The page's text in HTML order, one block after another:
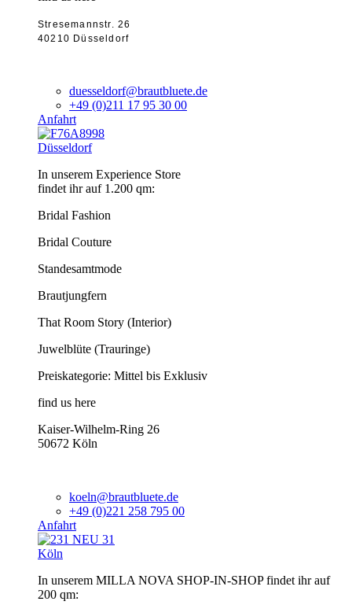
Stresemannstr. 26
40210 Düsseldorf
duesseldorf@brautbluete.de
+49 (0)211 17 95 30 00
Anfahrt
Düsseldorf
In unserem Experience Store
findet ihr auf 1.200 qm:
Bridal Fashion
Bridal Couture
Standesamtmode
Brautjungfern
That Room Story (Interior)
Juwelblüte (Trauringe)
Preiskategorie: Mittel bis Exklusiv
find us here
Kaiser-Wilhelm-Ring 26
50672 Köln
koeln@brautbluete.de
+49 (0)221 258 795 00
Anfahrt
Köln
In unserem MILLA NOVA SHOP-IN-SHOP findet ihr auf
200 qm: